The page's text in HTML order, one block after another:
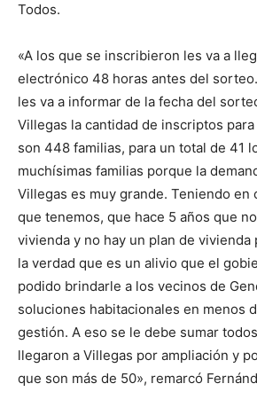
Todos.
«A los que se inscribieron les va a
electrónico 48 horas antes del
les va a informar de la fecha del
Villegas la cantidad de inscriptos
son 448 familias, para un total de 41
muchísimas familias porque la
Villegas es muy grande. Teniendo en
que tenemos, que hace 5 años que
vivienda y no hay un plan de vivienda
la verdad que es un alivio que el
podido brindarle a los vecinos de
soluciones habitacionales en menos
gestión. A eso se le debe sumar
llegaron a Villegas por ampliación y
que son más de 50», remarcó